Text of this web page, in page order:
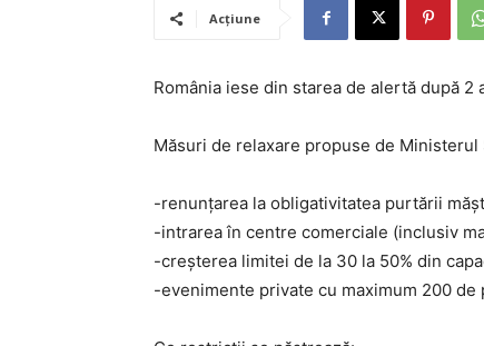
Acțiune
România iese din starea de alertă după 2
Măsuri de relaxare propuse de Ministerul
-renunțarea la obligativitatea purtării
-intrarea în centre comerciale (inclusiv
-creșterea limitei de la 30 la 50% din
-evenimente private cu maximum 200 de